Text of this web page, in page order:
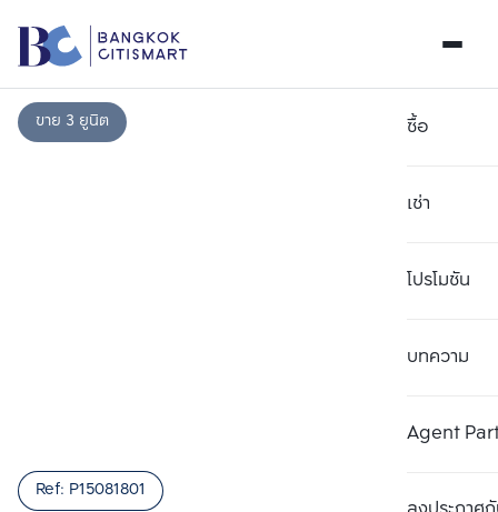
ซื้อ
เช่า
โปรโมชัน
บทความ
Agent
ขาย 3 ยูนิต
Ref: P15081801